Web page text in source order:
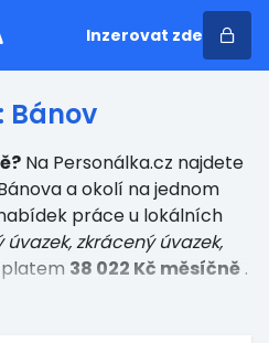
Inzerovat zde
Bánov
Na Personálka.cz najdete
a okolí na jednom
práce u lokálních
úvazek, zkrácený úvazek,
38 022 Kč měsíčně .